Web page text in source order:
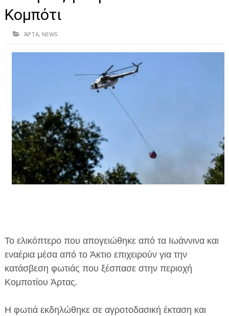
ΗΠΕΙΡΟΣ
ΙΟΝΙΑ ΝΗΣΙΑ
ΚΑΙ ΕΛΛΑΔΑ
ΥΓΕΙΑ-ΟΜΟΡΦΙΑ
ΠΟΛΙΤΙΣΜΟΣ
ΕΦΗΜΕΡΙΔΑ Η ΠΑΡΓΑ
Κομπότι
ΆΡΤΑ, NEWS
Το ελικόπτερο που απογειώθηκε από τα Ιωάννινα και
εναέρια μέσα από το Άκτιο επιχειρούν για την
κατάσβεση φωτιάς που ξέσπασε στην περιοχή
Κομποτίου Άρτας.
Η φωτιά εκδηλώθηκε σε αγροτοδασική έκταση και